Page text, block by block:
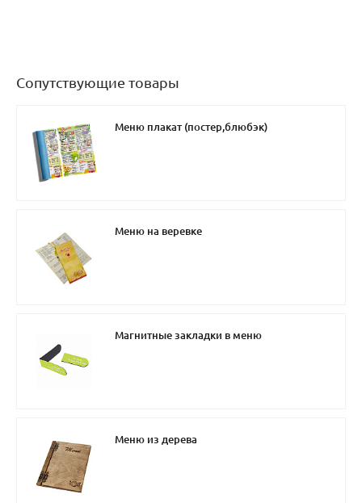
Сопутствующие товары
Меню плакат (постер,блюбэк)
Меню на веревке
Магнитные закладки в меню
Меню из дерева